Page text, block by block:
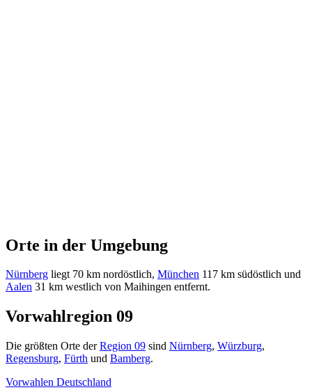
Orte in der Umgebung
Nürnberg liegt 70 km nordöstlich, München 117 km südöstlich und
Aalen 31 km westlich von Maihingen entfernt.
Vorwahlregion 09
Die größten Orte derRegion 09 sind Nürnberg, Würzburg,
Regensburg, Fürth und Bamberg.
Vorwahlen Deutschland